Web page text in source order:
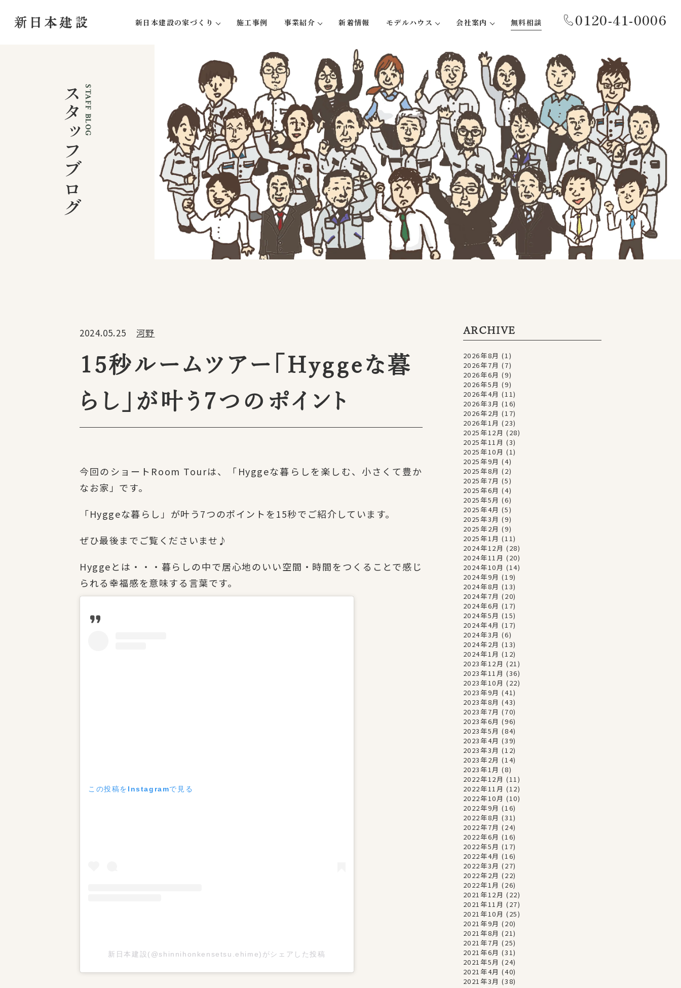
0120-41-0006
新日本建設の家づくり
アフターサポート
施工事例 事業紹介
リフォーム・リノベーション
大型木造事業
不動産事業
新着情報 モデルハウス 会社案内
事務所紹介
会社概要
沿革
社会貢献活動
無料相談
スタッフブログ
2024.05.25 河野
15秒ルームツアー「Hyggeな暮
らし」が叶う7つのポイント
今回のショートRoom Tourは、「Hyggeな暮らしを楽しむ、小さくて豊か
なお家」です。
「Hyggeな暮らし」が叶う7つのポイントを15秒でご紹介しています。
ぜひ最後までご覧くださいませ♪
Hyggeとは・・・暮らしの中で居心地のいい空間・時間をつくることで感じ
られる幸福感を意味する言葉です。
この投稿をInstagramで見る
新日本建設(@shinnihonkensetsu.ehime)がシェアした投稿
ARCHIVE
2026年8月 (1)
2026年7月 (7)
2026年6月 (9)
2026年5月 (9)
2026年4月 (11)
2026年3月 (16)
2026年2月 (17)
2026年1月 (23)
2025年12月 (28)
2025年11月 (3)
2025年10月 (1)
2025年9月 (4)
2025年8月 (2)
2025年7月 (5)
2025年6月 (4)
2025年5月 (6)
2025年4月 (5)
2025年3月 (9)
2025年2月 (9)
2025年1月 (11)
2024年12月 (28)
2024年11月 (20)
2024年10月 (14)
2024年9月 (19)
2024年8月 (13)
2024年7月 (20)
2024年6月 (17)
2024年5月 (15)
2024年4月 (17)
2024年3月 (6)
2024年2月 (13)
2024年1月 (12)
2023年12月 (21)
2023年11月 (36)
2023年10月 (22)
2023年9月 (41)
2023年8月 (43)
2023年7月 (70)
2023年6月 (96)
2023年5月 (84)
2023年4月 (39)
2023年3月 (12)
2023年2月 (14)
2023年1月 (8)
2022年12月 (11)
2022年11月 (12)
2022年10月 (10)
2022年9月 (16)
2022年8月 (31)
2022年7月 (24)
2022年6月 (16)
2022年5月 (17)
2022年4月 (16)
2022年3月 (27)
2022年2月 (22)
2022年1月 (26)
2021年12月 (22)
2021年11月 (27)
2021年10月 (25)
2021年9月 (20)
2021年8月 (21)
2021年7月 (25)
2021年6月 (31)
2021年5月 (24)
2021年4月 (40)
2021年3月 (38)